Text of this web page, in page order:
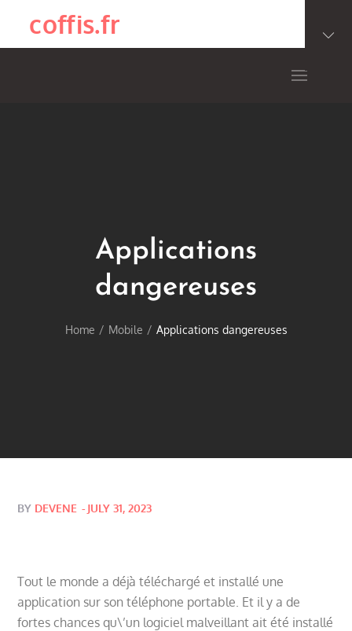
content
coffis.fr
Applications
dangereuses
Home Mobile Applications dangereuses
BY DEVENE Posted
JULY 31, 2023
Tout le monde a déjà téléchargé et installé une
application sur son téléphone portable. Et il y a de
fortes chances qu\’un logiciel malveillant ait été installé